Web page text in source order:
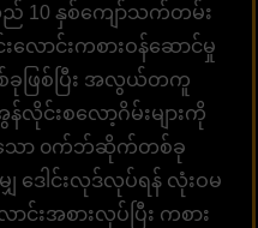
10 နှစ်ကျော်သက်တမ်း
ောင်းကစားဝန်ဆောင်မှု
ဖြစ်ပြီး အလွယ်တကူ
လိုင်းစလော့ဂိမ်းများကို
သော ၀က်ဘ်ဆိုက်တစ်ခု
ေါင်းလုဒ်လုပ်ရန် လုံးဝမ
းအစားလုပ်ပြီး ကစား